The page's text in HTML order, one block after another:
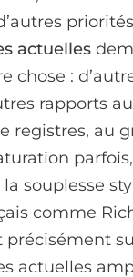
actuelles
chose :
rapports
registres, au
souplesse
comme
précisément
actuelles